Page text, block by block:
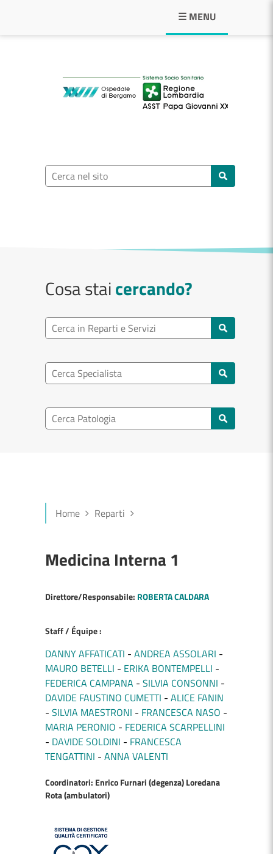
☰ MENU
ASST Papa
Ricerca nel sito
Cosa staicercando?
Ricerca reparto
Ricerca specialisti
Ricerca nel patologia
Home Reparti
Medicina Interna 1
Direttore/Responsabile: ROBERTA CALDARA
Staff / Équipe :
DANNY AFFATICATI
ANDREA ASSOLARI
MAURO BETELLI
ERIKA BONTEMPELLI
FEDERICA CAMPANA
SILVIA CONSONNI
DAVIDE FAUSTINO CUMETTI
ALICE FANIN
SILVIA MAESTRONI
FRANCESCA NASO
MARIA PERONIO
FEDERICA SCARPELLINI
DAVIDE SOLDINI
FRANCESCA
TENGATTINI
ANNA VALENTI
Coordinatori: Enrico Furnari (degenza) Loredana
Rota (ambulatori)